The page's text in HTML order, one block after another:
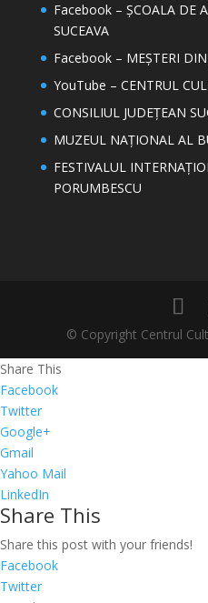
Facebook – ȘCOALA DE
SUCEAVA
Facebook – MEȘTERI DIN
YouTube – CENTRUL
CONSILIUL JUDEȚEAN
MUZEUL NAȚIONAL AL
FESTIVALUL
PORUMBESCU
© Copyright Centrul
Share This
Facebook
Twitter
Google+
Gmail
Yahoo Mail
LinkedIn
Share This
Share this post with your friends!
Facebook
Twitter